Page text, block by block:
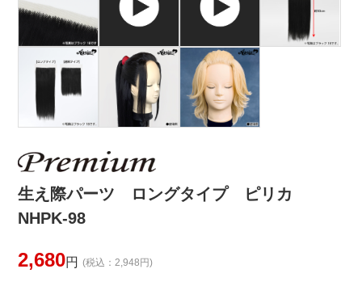
生え際パーツ ロングタイプ ピリカ
NHPK-98
2,680円 (税込：2,948円)